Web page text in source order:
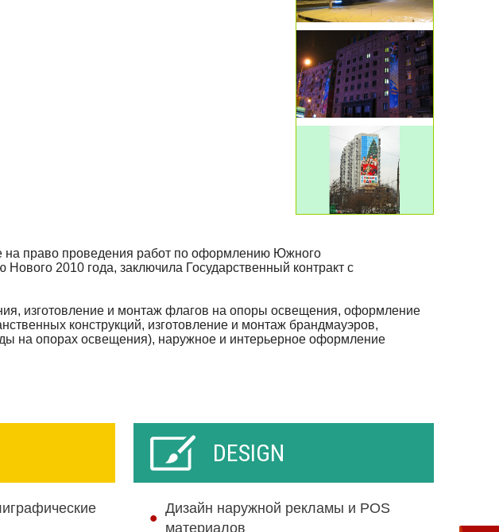
на право проведения работ по оформлению Южного
Нового 2010 года, заключила Государственный контракт с
изготовление и монтаж флагов на опоры освещения, оформление
конструкций, изготовление и монтаж брандмауэров,
на опорах освещения), наружное и интерьерное оформление
DESIGN
Дизайн наружной рекламы и POS
материалов